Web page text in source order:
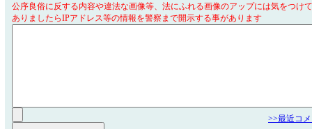
公序良俗に反する内容や違法な画像等、法にふれる画像のアップには気をつけ
ありましたらIPアドレス等の情報を警察まで開示する事があります
>>最近コ